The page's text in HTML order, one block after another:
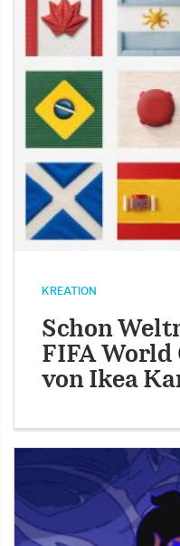
KREATION
Schon
FIFA World
von Ikea